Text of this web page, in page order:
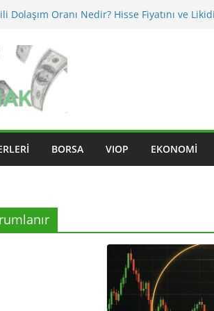
Dolaşım Oranı Nedir? Hisse Fiyatını ve
Endeks Değişiklikleri BIST Hisselerini Nasıl
Endeks Değişiklikleri Hisseleri Nasıl Etkiler?
Sektör Endeksleri Nedir? Sektörel Rotasyon
BORSA VIOP EKONOMI